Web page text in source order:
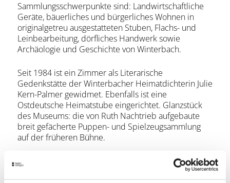
Sammlungsschwerpunkte sind: Landwirtschaftliche
Geräte, bäuerliches und bürgerliches Wohnen in
originalgetreu ausgestatteten Stuben, Flachs- und
Leinbearbeitung, dörfliches Handwerk sowie
Archäologie und Geschichte von Winterbach.
Seit 1984 ist ein Zimmer als Literarische
Gedenkstätte der Winterbacher Heimatdichterin Julie
Kern-Palmer gewidmet. Ebenfalls ist eine
Ostdeutsche Heimatstube eingerichtet. Glanzstück
des Museums: die von Ruth Nachtrieb aufgebaute
breit gefächerte Puppen- und Spielzeugsammlung
auf der früheren Bühne.
Öffnungszeiten